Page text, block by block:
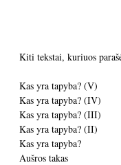
Kiti tekstai, kuriuos
Kas yra tapyba? (V)
Kas yra tapyba? (IV)
Kas yra tapyba? (III)
Kas yra tapyba? (II)
Kas yra tapyba?
Aušros takas